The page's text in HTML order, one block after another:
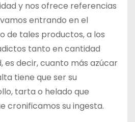
y nos ofrece referencias
entrando en el
de tales productos, a los
tanto en cantidad
es decir, cuanto más azúcar
tiene que ser su
tarta o helado que
cronificamos su ingesta.